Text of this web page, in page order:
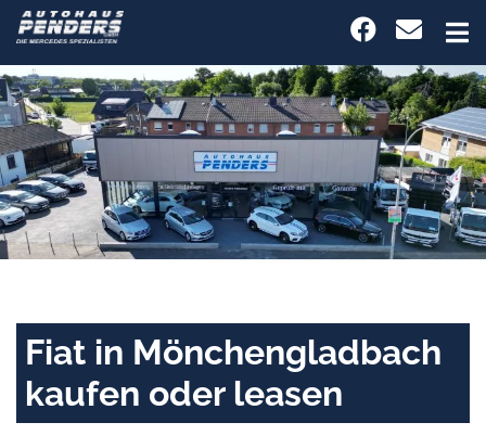
Fiat in Mönchengladbach
kaufen oder leasen